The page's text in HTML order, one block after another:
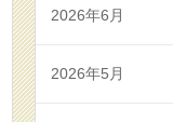
2026年6月
2026年5月